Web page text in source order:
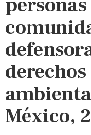
personas
México,